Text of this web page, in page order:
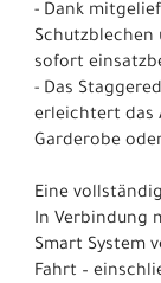
- Dank
Schutzblechen
sofort
- Das
erleichtert das
Garderobe
Eine
In Verbindung
Smart System
Fahrt –